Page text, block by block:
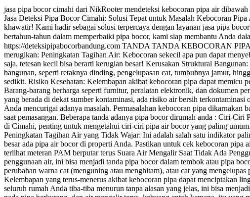
jasa pipa bocor cimahi dari NikRooter mendeteksi kebocoran pipa air
Jasa Deteksi Pipa Bocor Cimahi: Solusi Tepat untuk Masalah Kebocoran
khawatir! Kami hadir sebagai solusi terpercaya dengan layanan jasa pipa
bertahun-tahun dalam memperbaiki pipa bocor, kami siap membantu Anda
https://deteksipipabocorbandung.com TANDA TANDA KEBOCORAN
merugikan: Peningkatan Tagihan Air: Kebocoran sekecil apa pun dapat
saja, tetesan kecil bisa berarti kerugian besar! Kerusakan Struktural
bangunan, seperti retaknya dinding, pengelupasan cat, tumbuhnya jamur,
sedikit. Risiko Kesehatan: Kelembapan akibat kebocoran pipa dapat memicu
Barang-barang berharga seperti furnitur, peralatan elektronik, dan dokumen
yang berada di dekat sumber kontaminasi, ada risiko air bersih
Anda mencurigai adanya masalah. Permasalahan kebocoran pipa dikarnakan
saat pemasangan. Beberapa tanda adanya pipa bocor dirumah anda : Ciri-
di Cimahi, penting untuk mengetahui ciri-ciri pipa air bocor yang paling
Peningkatan Tagihan Air yang Tidak Wajar: Ini adalah salah satu indikator
besar ada pipa air bocor di properti Anda. Pastikan untuk cek kebocoran pipa
terlihat meteran PAM berputar terus Suara Air Mengalir Saat Tidak Ada
penggunaan air, ini bisa menjadi tanda pipa bocor dalam tembok atau pipa
perubahan warna cat (menguning atau menghitam), atau cat yang
Kelembapan yang terus-menerus akibat kebocoran pipa dapat menciptakan
seluruh rumah Anda tiba-tiba menurun tanpa alasan yang jelas, ini bisa